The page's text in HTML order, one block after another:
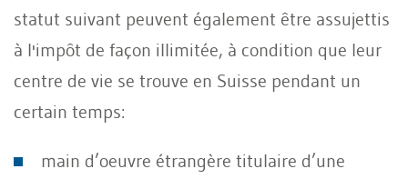
statut suivant peuvent également être assujettis
à l'impôt de façon illimitée, à condition que leur
centre de vie se trouve en Suisse pendant un
certain temps:
main d’oeuvre étrangère titulaire d’une